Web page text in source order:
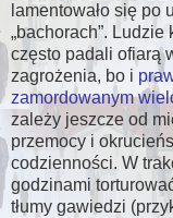
lamentowało się
bachorach . Ludzie
często padali ofiarą
zagrożenia, bo i
zamordowanym
zależy jeszcze od
przemocy i
codzienności. W
godzinami
tłumy gawiedzi